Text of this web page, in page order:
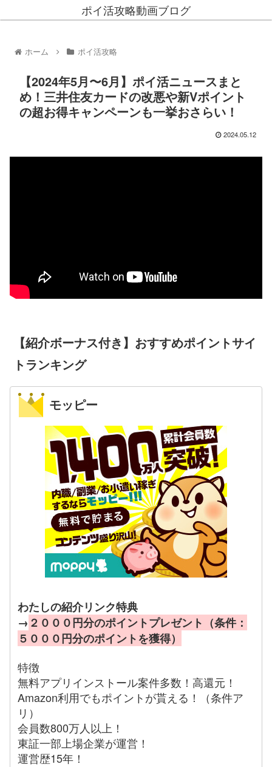
ポイ活攻略動画ブログ
ホーム ポイ活攻略
【2024年5月〜6月】ポイ活ニュースまと
め！三井住友カードの改悪や新Vポイント
の超お得キャンペーンも一挙おさらい！
2024.05.12
【紹介ボーナス付き】おすすめポイントサイ
トランキング
モッピー
わたしの紹介リンク特典
→ ２０００円分のポイントプレゼント（条件：
５０００円分のポイントを獲得）
特徴
無料アプリインストール案件多数！高還元！
Amazon利用でもポイントが貰える！（条件ア
リ）
会員数800万人以上！
東証一部上場企業が運営！
運営歴15年！